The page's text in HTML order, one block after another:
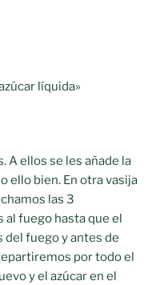
líquida»
A ellos se les añade la
ello bien. En otra vasija
las 3
fuego hasta que el
del fuego y antes de
por todo el
y el azúcar en el